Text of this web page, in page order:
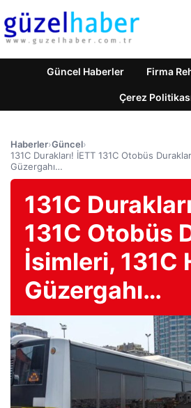
Güncel Haberler Firma
Çerez
Haberler›Güncel›
131C Durakları! İETT 131C Otobüs
Güzergahı…
131C
131C Otobüs
İsimleri, 131C
Güzergahı…